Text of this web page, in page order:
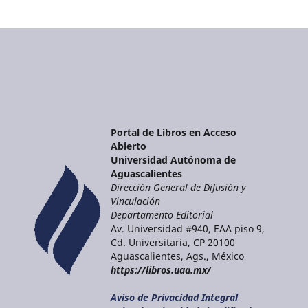
Portal de Libros en Acceso
Abierto
Universidad Autónoma de
Aguascalientes
Dirección General de Difusión y
Vinculación
Departamento Editorial
Av. Universidad #940, EAA piso 9,
Cd. Universitaria, CP 20100
Aguascalientes, Ags., México
https://libros.uaa.mx/
Aviso de Privacidad Integral